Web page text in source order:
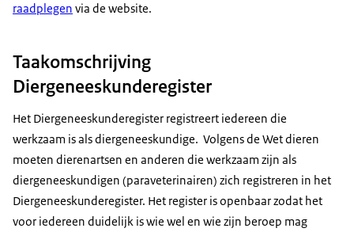
raadplegen via de website.
Taakomschrijving
Diergeneeskunderegister
Het Diergeneeskunderegister registreert iedereen die
werkzaam is als diergeneeskundige. Volgens de Wet dieren
moeten dierenartsen en anderen die werkzaam zijn als
diergeneeskundigen (paraveterinairen) zich registreren in het
Diergeneeskunderegister. Het register is openbaar zodat het
voor iedereen duidelijk is wie wel en wie zijn beroep mag